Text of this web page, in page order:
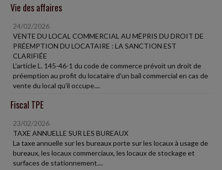
Vie des affaires
24/02/2026
VENTE DU LOCAL COMMERCIAL AU MÉPRIS DU DROIT DE
PRÉEMPTION DU LOCATAIRE : LA SANCTION EST
CLARIFIÉE
L'article L. 145-46-1 du code de commerce prévoit un droit de
préemption au profit du locataire d'un bail commercial en cas de
vente du local qu'il occupe....
Fiscal TPE
23/02/2026
TAXE ANNUELLE SUR LES BUREAUX
La taxe annuelle sur les bureaux porte sur les locaux à usage de
bureaux, les locaux commerciaux, les locaux de stockage et
surfaces de stationnement....